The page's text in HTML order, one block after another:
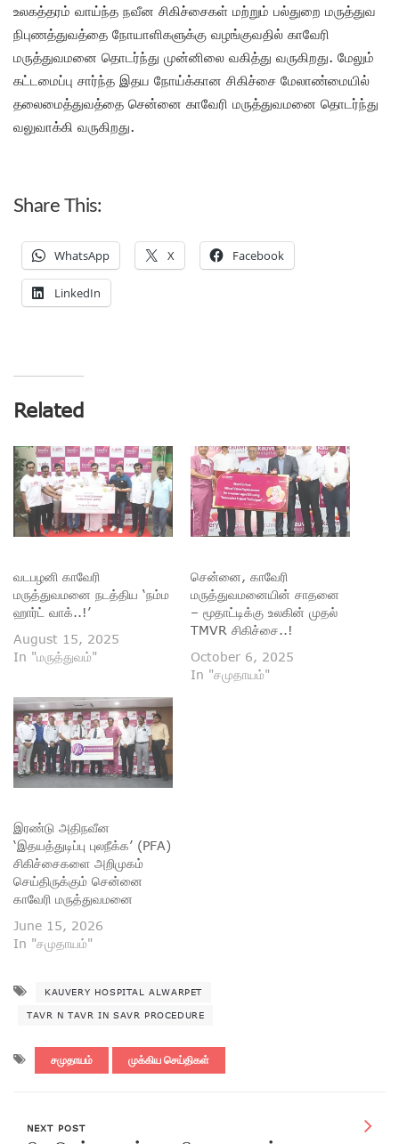
உலகத்தரம் வாய்ந்த நவீன சிகிச்சைகள் மற்றும் பல்துறை மருத்துவ
நிபுணத்துவத்தை நோயாளிகளுக்கு வழங்குவதில் காவேரி
மருத்துவமனை தொடர்ந்து முன்னிலை வகித்து வருகிறது. மேலும்
கட்டமைப்பு சார்ந்த இதய நோய்க்கான சிகிச்சை மேலாண்மையில்
தலைமைத்துவத்தை சென்னை காவேரி மருத்துவமனை தொடர்ந்து
வலுவாக்கி வருகிறது.
Share This:
WhatsApp X Facebook
LinkedIn
Related
வடபழனி காவேரி
மருத்துவமனை நடத்திய ‘நம்ம
ஹார்ட் வாக்..!’
August 15, 2025
In "மருத்துவம்"
சென்னை, காவேரி
மருத்துவமனையின் சாதனை
– மூதாட்டிக்கு உலகின் முதல்
TMVR சிகிச்சை..!
October 6, 2025
In "சமுதாயம்"
இரண்டு அதிநவீன
‘இதயத்துடிப்பு புலநீக்க’ (PFA)
சிகிச்சைகளை அறிமுகம்
செய்திருக்கும் சென்னை
காவேரி மருத்துவமனை
June 15, 2026
In "சமுதாயம்"
KAUVERY HOSPITAL ALWARPET
TAVR N TAVR IN SAVR PROCEDURE
சமுதாயம் முக்கிய செய்திகள்
NEXT POST